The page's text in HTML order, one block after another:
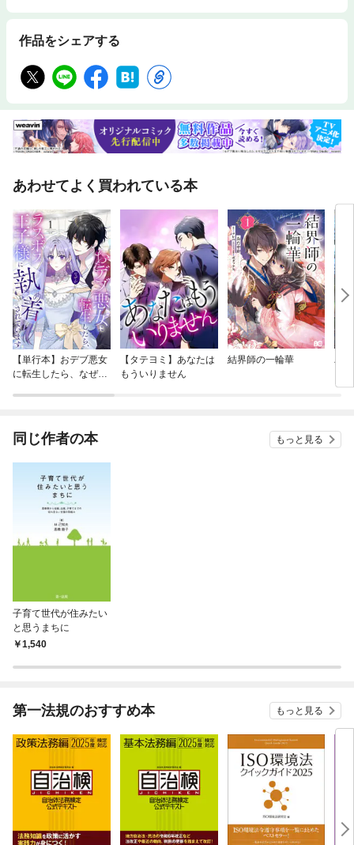
作品をシェアする
あわせてよく買われている本
【単行本】おデブ悪女
に転生したら、なぜか
【タテヨミ】あなたは
もういりません
結界師の一輪華
バ
今
同じ作者の本 もっと見る
子育て世代が住みたい
と思うまちに
1,540
第一法規のおすすめ本 もっと見る